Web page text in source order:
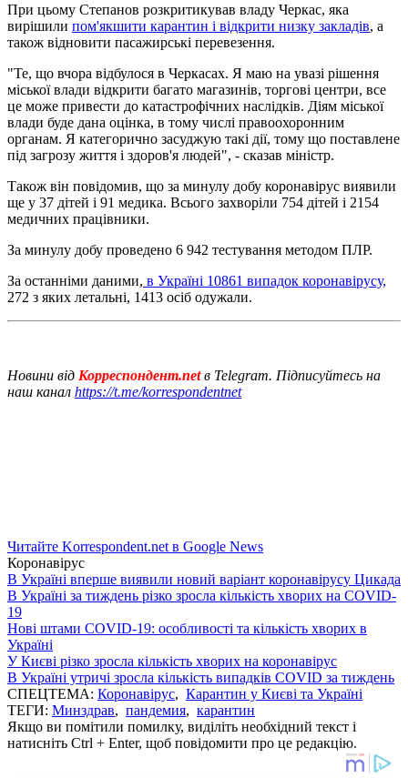
При цьому Степанов розкритикував владу Черкас, яка
вирішили пом'якшити карантин і відкрити низку закладів, а
також відновити пасажирські перевезення.
"Те, що вчора відбулося в Черкасах. Я маю на увазі рішення
міської влади відкрити багато магазинів, торгові центри, все
це може привести до катастрофічних наслідків. Діям міської
влади буде дана оцінка, в тому числі правоохоронним
органам. Я категорично засуджую такі дії, тому що поставлене
​​під загрозу життя і здоров'я людей", - сказав міністр.
Також він повідомив, що за минулу добу коронавірус виявили
ще у 37 дітей і 91 медика. Всього захворіли 754 дітей і 2154
медичних працівники.
За минулу добу проведено 6 942 тестування методом ПЛР.
За останніми даними, в Україні 10861 випадок коронавірусу,
272 з яких летальні, 1413 осіб одужали.
Новини від Корреспондент.netв Telegram. Підписуйтесь на
наш канал https://t.me/korrespondentnet
Читайте Korrespondent.net в Google News
Коронавірус
В Україні вперше виявили новий варіант коронавірусу Цикада
В Україні за тиждень різко зросла кількість хворих на COVID-
19
Нові штами COVID-19: особливості та кількість хворих в
Україні
У Києві різко зросла кількість хворих на коронавірус
В Україні утричі зросла кількість випадків COVID за тиждень
СПЕЦТЕМА: Коронавірус, Карантин у Києві та Україні
ТЕГИ: Минздрав, пандемия, карантин
Якщо ви помітили помилку, виділіть необхідний текст і
натисніть Ctrl + Enter, щоб повідомити про це редакцію.